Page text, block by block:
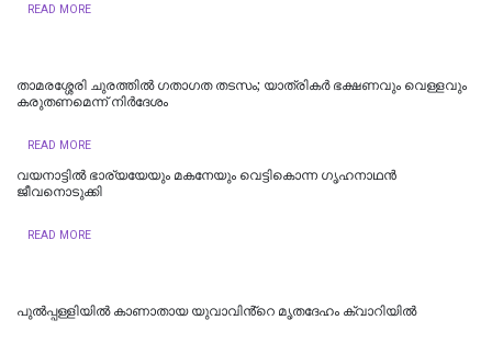
READ MORE
താമരശ്ശേരി ചുരത്തില്‍ ഗതാഗത തടസം; യാത്രികര്‍ ഭക്ഷണവും വെള്ളവും
കരുതണമെന്ന് നിര്‍ദേശം
READ MORE
വയനാട്ടിൽ ഭാര്യയേയും മകനേയും വെട്ടികൊന്ന ​ഗൃഹനാഥൻ
ജീവനൊടുക്കി
READ MORE
പുല്‍പ്പള്ളിയില്‍ കാണാതായ യുവാവിൻ്റെ മൃതദേഹം ക്വാറിയില്‍